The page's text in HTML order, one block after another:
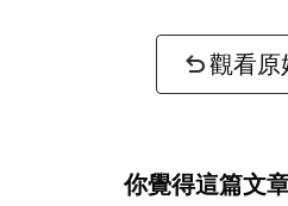
觀看原
你覺得這篇文